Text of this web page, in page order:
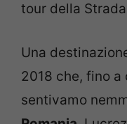
tour della
Una
2018 che, fino a
sentivamo